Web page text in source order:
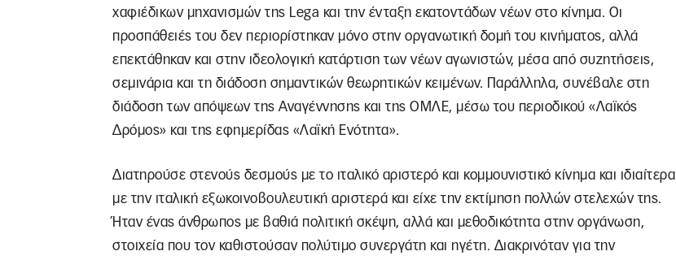
χαφιέδικων μηχανισμών της Lega και την ένταξη εκατοντάδων νέων στο κίνημα. Οι
προσπάθειές του δεν περιορίστηκαν μόνο στην οργανωτική δομή του κινήματος, αλλά
επεκτάθηκαν και στην ιδεολογική κατάρτιση των νέων αγωνιστών, μέσα από συζητήσεις,
σεμινάρια και τη διάδοση σημαντικών θεωρητικών κειμένων. Παράλληλα, συνέβαλε στη
διάδοση των απόψεων της Αναγέννησης και της ΟΜΛΕ, μέσω του περιοδικού «Λαϊκός
Δρόμος» και της εφημερίδας «Λαϊκή Ενότητα».
Διατηρούσε στενούς δεσμούς με το ιταλικό αριστερό και κομμουνιστικό κίνημα και ιδιαίτερα
με την ιταλική εξωκοινοβουλευτική αριστερά και είχε την εκτίμηση πολλών στελεχών της.
Ήταν ένας άνθρωπος με βαθιά πολιτική σκέψη, αλλά και μεθοδικότητα στην οργάνωση,
στοιχεία που τον καθιστούσαν πολύτιμο συνεργάτη και ηγέτη. Διακρινόταν για την